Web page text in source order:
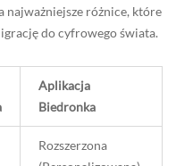
najważniejsze różnice, które
do cyfrowego świata.
Aplikacja
Biedronka
Rozszerzona